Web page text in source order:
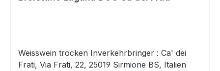
Weisswein trocken Inverkehrbringer : Ca' dei
Frati, Via Frati, 22, 25019 Sirmione BS, Italien